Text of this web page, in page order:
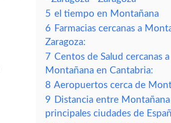
5 el tiempo en Montañana
6 Farmacias cercanas a
Zaragoza:
7 Centos de Salud cercanas a
Montañana en Cantabria:
8 Aeropuertos cerca de
9 Distancia entre Montañana
principales ciudades de